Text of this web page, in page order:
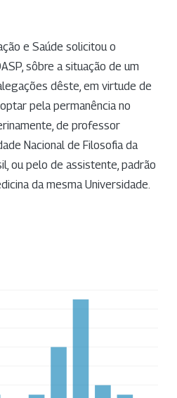
e Saúde solicitou o
sôbre a situação de um
dêste, em virtude de
pela permanência no
de professor
Nacional de Filosofia da
ou pelo de assistente, padrão
da mesma Universidade.